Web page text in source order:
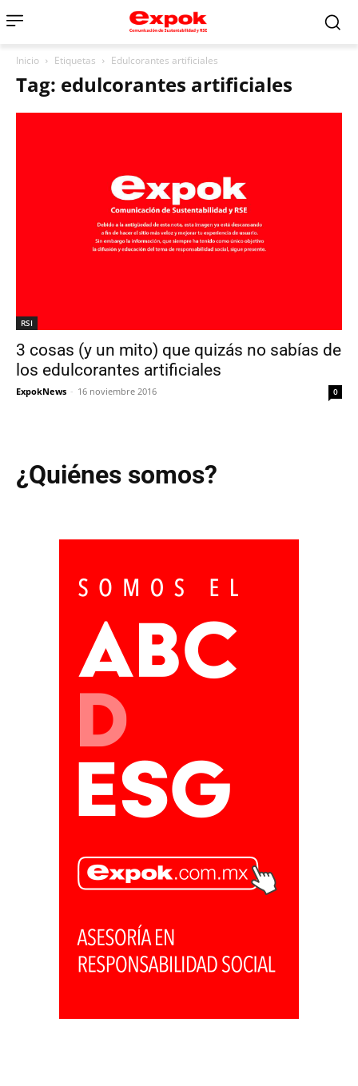
Inicio Etiquetas Edulcorantes artificiales
Tag: edulcorantes artificiales
RSI
3 cosas (y un mito) que quizás no sabías de
los edulcorantes artificiales
ExpokNews - 16 noviembre 2016 0
¿Quiénes somos?